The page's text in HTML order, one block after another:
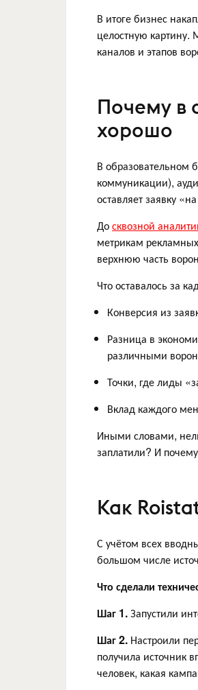
В итоге бизнес
целостную картину.
каналов и этапов
Почему в
хорошо
В образовательном
коммуникации),
оставляет заявку
Досквозной
метрикам
верхнюю часть
Что оставалось за
Конверсия из
Разница в
различными
Точки, где лиды
Вклад каждого
Иными словами,
заплатили? И
Как
С учётом всех
большом числе
Что сделали
Шаг 1.Запустили
Шаг 2. Настроили
получила источник
человек, какая